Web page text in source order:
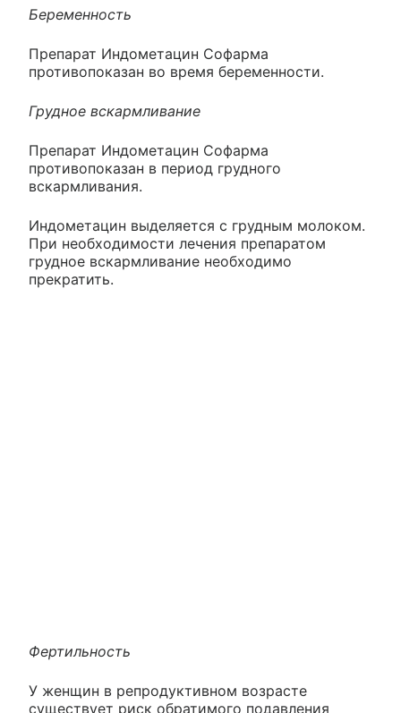
Беременность
Препарат Индометацин Софарма
противопоказан во время беременности.
Грудное вскармливание
Препарат Индометацин Софарма
противопоказан в период грудного
вскармливания.
Индометацин выделяется с грудным молоком.
При необходимости лечения препаратом
грудное вскармливание необходимо
прекратить.
Фертильность
У женщин в репродуктивном возрасте
существует риск обратимого подавления